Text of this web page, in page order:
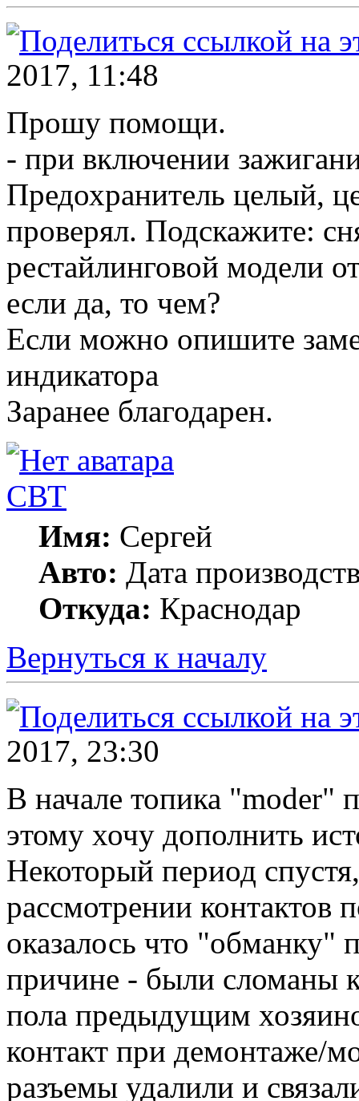
2017, 11:48
Прошу помощи.
- при включении
Предохранитель целый,
проверял. Подскажите:
рестайлинговой модели
если да, то чем?
Если можно опишите
индикатора
Заранее благодарен.
СВТ
Имя: Сергей
Авто: Дата
Откуда: Краснодар
Вернуться к началу
2017, 23:30
В начале топика "moder"
этому хочу дополнить
Некоторый период
рассмотрении контактов
оказалось что "обманку"
причине - были сломаны
пола предыдущим
контакт при демонтаже/
разъемы удалили и